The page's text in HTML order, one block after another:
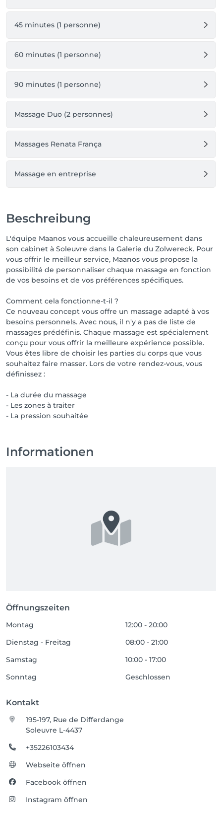
45 minutes (1 personne)
60 minutes (1 personne)
90 minutes (1 personne)
Massage Duo (2 personnes)
Massages Renata França
Massage en entreprise
Beschreibung
L'équipe Maanos vous accueille chaleureusement dans
son cabinet à Soleuvre dans la Galerie du Zolwereck. Pour
vous offrir le meilleur service, Maanos vous propose la
possibilité de personnaliser chaque massage en fonction
de vos besoins et de vos préférences spécifiques.
Comment cela fonctionne-t-il ?
Ce nouveau concept vous offre un massage adapté à vos
besoins personnels. Avec nous, il n'y a pas de liste de
massages prédéfinis. Chaque massage est spécialement
conçu pour vous offrir la meilleure expérience possible.
Vous êtes libre de choisir les parties du corps que vous
souhaitez faire masser. Lors de votre rendez-vous, vous
définissez :
- La durée du massage
- Les zones à traiter
- La pression souhaitée
Informationen
Öffnungszeiten
Montag
12:00 - 20:00
Dienstag - Freitag
08:00 - 21:00
Samstag
10:00 - 17:00
Sonntag
Geschlossen
Kontakt
195-197, Rue de Differdange
Soleuvre L-4437
+35226103434
Webseite öffnen
Facebook öffnen
Instagram öffnen